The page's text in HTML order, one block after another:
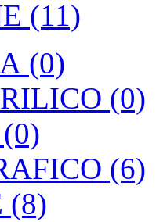
(11)
(0)
(0)
(6)
(8)